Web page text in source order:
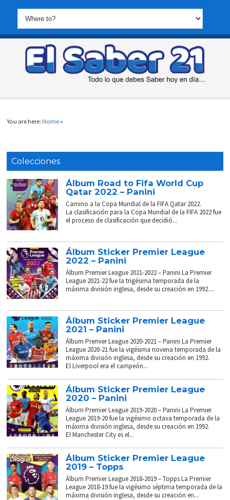
You are here:Home »
Colecciones
Álbum Road to Fifa World Cup
Qatar 2022 – Panini
Camino a la Copa Mundial de la FIFA Qatar 2022.
La clasificación para la Copa Mundial de la FIFA 2022 fue
el proceso de clasificación que decidió...
Álbum Sticker Premier League
2022 – Panini
Álbum Premier League 2021-2022 – Panini La Premier
League 2021-22 fue la trigésima temporada de la
máxima división inglesa, desde su creación en 1992....
Álbum Sticker Premier League
2021 – Panini
Álbum Premier League 2020-2021 – Panini La Premier
League 2020-21 fue la vigésima novena temporada de la
máxima división inglesa, desde su creación en 1992.
El Liverpool era el campeón...
Álbum Sticker Premier League
2020 – Panini
Álbum Premier League 2019-2020 – Panini La Premier
League 2019-20 fue la vigésimo octava temporada de la
máxima división inglesa, desde su creación en 1992.
El Manchester City es el...
Álbum Sticker Premier League
2019 – Topps
Álbum Premier League 2018-2019 – Topps La Premier
League 2018-19 fue la vigésimo séptima temporada de la
máxima división inglesa, desde su creación en...